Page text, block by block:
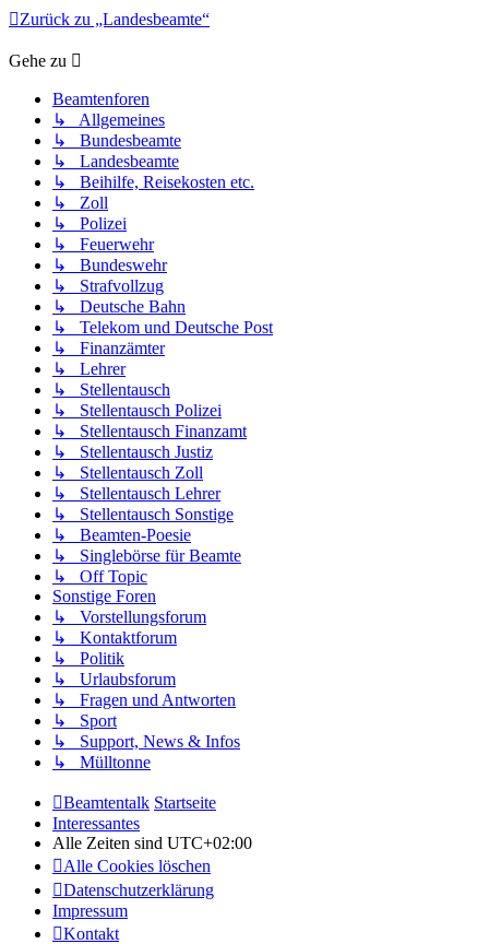
Zurück zu „Landesbeamte“
Gehe zu
Beamtenforen
↳ Allgemeines
↳ Bundesbeamte
↳ Landesbeamte
↳ Beihilfe, Reisekosten etc.
↳ Zoll
↳ Polizei
↳ Feuerwehr
↳ Bundeswehr
↳ Strafvollzug
↳ Deutsche Bahn
↳ Telekom und Deutsche Post
↳ Finanzämter
↳ Lehrer
↳ Stellentausch
↳ Stellentausch Polizei
↳ Stellentausch Finanzamt
↳ Stellentausch Justiz
↳ Stellentausch Zoll
↳ Stellentausch Lehrer
↳ Stellentausch Sonstige
↳ Beamten-Poesie
↳ Singlebörse für Beamte
↳ Off Topic
Sonstige Foren
↳ Vorstellungsforum
↳ Kontaktforum
↳ Politik
↳ Urlaubsforum
↳ Fragen und Antworten
↳ Sport
↳ Support, News & Infos
↳ Mülltonne
Beamtentalk Startseite
Interessantes
Alle Zeiten sind UTC+02:00
Alle Cookies löschen
Datenschutzerklärung
Impressum
Kontakt